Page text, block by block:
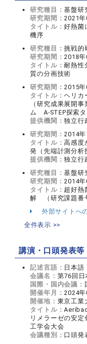
研究種目：基盤研
研究期間：2021
タイトル：好熱菌
機序
研究種目：挑戦的
研究期間：2018
タイトル：耐熱性
質の分画技術
研究期間：2015
タイトル：ヘリカ
（研究成果展開
ム A-STEP探索タ
提供機関：独立行
研究期間：2014
タイトル：高感度
発（先端計測分析
提供機関：独立行
研究種目：基盤研
研究期間：2014
タイトル： 超好熱
解 （研究課題番
外部サイトへ
全件表示 >>
講演・口頭発表等
記述言語： 日本語
会議名： 第76回日
国際・国内会議：
開催年月：2024年
開催地： 東京工業
タイトル：
リメラーゼの安
工学会大会
会議種別： 口頭発